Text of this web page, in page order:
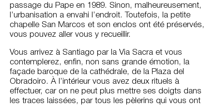
passage du Pape en 1989. Sinon, malheureusement,
l’urbanisation a envahi l’endroit. Toutefois, la petite
chapelle San Marcos et son enclos ont été préservés,
vous pouvez aller vous y recueillir.
Vous arrivez à Santiago par la Via Sacra et vous
contemplerez, enfin, non sans grande émotion, la
façade baroque de la cathédrale, de la Plaza del
Obradoiro. À l’intérieur vous avez deux rituels à
effectuer, car on ne peut plus mettre ses doigts dans
les traces laissées, par tous les pèlerins qui vous ont